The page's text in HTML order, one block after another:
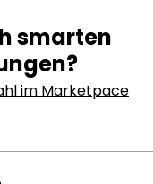
smarten
im Marketpace